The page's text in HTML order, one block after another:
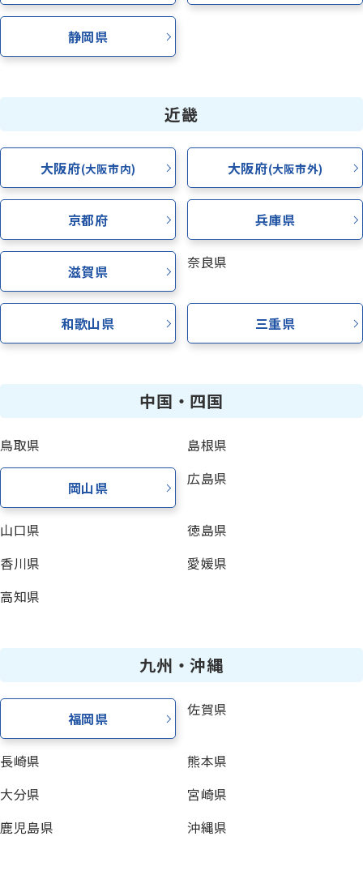
静岡県
近畿
大阪府(大阪市内) 大阪府(大阪市外)
京都府 兵庫県
滋賀県 奈良県
和歌山県 三重県
中国・四国
鳥取県 島根県
岡山県 広島県
山口県
徳島県
香川県
愛媛県
高知県
九州・沖縄
福岡県 佐賀県
長崎県
熊本県
大分県
宮崎県
鹿児島県
沖縄県